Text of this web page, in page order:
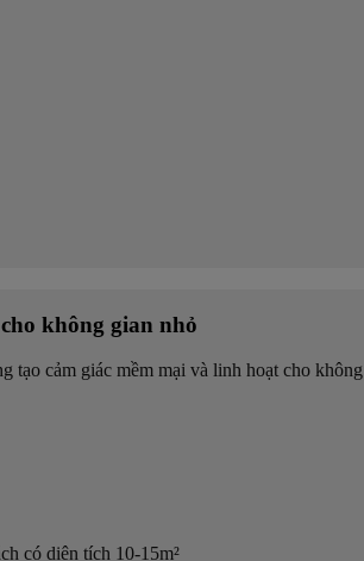
không gian nhỏ
cảm giác mềm mại và linh hoạt cho
có diện tích 10-15m²